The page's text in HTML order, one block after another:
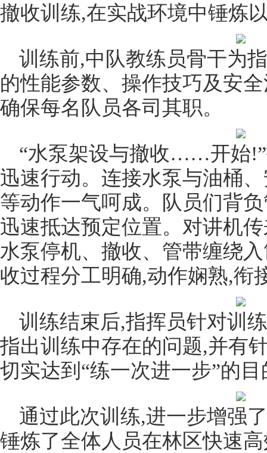
撤收训练,在实战环境中锤炼
训练前,中队教练员骨干为
的性能参数、操作技巧及安
确保每名队员各司其职。
“水泵架设与撤收……开始
迅速行动。连接水泵与油桶
等动作一气呵成。队员们背
迅速抵达预定位置。对讲机
水泵停机、撤收、管带缠绕
收过程分工明确,动作娴熟,衔
训练结束后,指挥员针对训
指出训练中存在的问题,并有
切实达到“练一次进一步”的目
通过此次训练,进一步增强
锤炼了全体人员在林区快速